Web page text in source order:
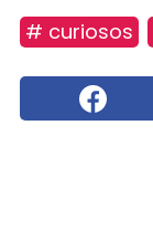
# curiosos